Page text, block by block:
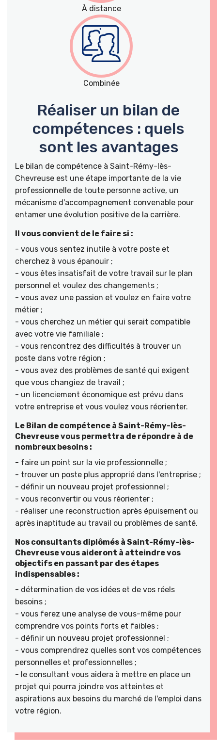
À distance
Combinée
Réaliser un bilan de
compétences : quels
sont les avantages
Le bilan de compétence à Saint-Rémy-lès-
Chevreuse est une étape importante de la vie
professionnelle de toute personne active, un
mécanisme d'accompagnement convenable pour
entamer une évolution positive de la carrière.
Il vous convient de le faire si :
- vous vous sentez inutile à votre poste et
cherchez à vous épanouir ;
- vous êtes insatisfait de votre travail sur le plan
personnel et voulez des changements ;
- vous avez une passion et voulez en faire votre
métier ;
- vous cherchez un métier qui serait compatible
avec votre vie familiale ;
- vous rencontrez des difficultés à trouver un
poste dans votre région ;
- vous avez des problèmes de santé qui exigent
que vous changiez de travail ;
- un licenciement économique est prévu dans
votre entreprise et vous voulez vous réorienter.
Le Bilan de compétence à Saint-Rémy-lès-
Chevreuse vous permettra de répondre à de
nombreux besoins :
- faire un point sur la vie professionnelle ;
- trouver un poste plus approprié dans l'entreprise ;
- définir un nouveau projet professionnel ;
- vous reconvertir ou vous réorienter ;
- réaliser une reconstruction après épuisement ou
après inaptitude au travail ou problèmes de santé.
Nos consultants diplômés à Saint-Rémy-lès-
Chevreuse vous aideront à atteindre vos
objectifs en passant par des étapes
indispensables :
- détermination de vos idées et de vos réels
besoins ;
- vous ferez une analyse de vous-même pour
comprendre vos points forts et faibles ;
- définir un nouveau projet professionnel ;
- vous comprendrez quelles sont vos compétences
personnelles et professionnelles ;
- le consultant vous aidera à mettre en place un
projet qui pourra joindre vos atteintes et
aspirations aux besoins du marché de l'emploi dans
votre région.